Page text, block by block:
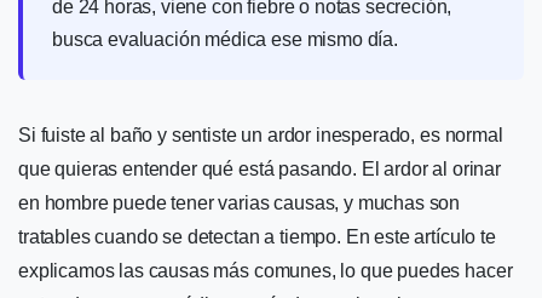
de 24 horas, viene con fiebre o notas secreción,
busca evaluación médica ese mismo día.
Si fuiste al baño y sentiste un ardor inesperado, es normal
que quieras entender qué está pasando. El ardor al orinar
en hombre puede tener varias causas, y muchas son
tratables cuando se detectan a tiempo. En este artículo te
explicamos las causas más comunes, lo que puedes hacer